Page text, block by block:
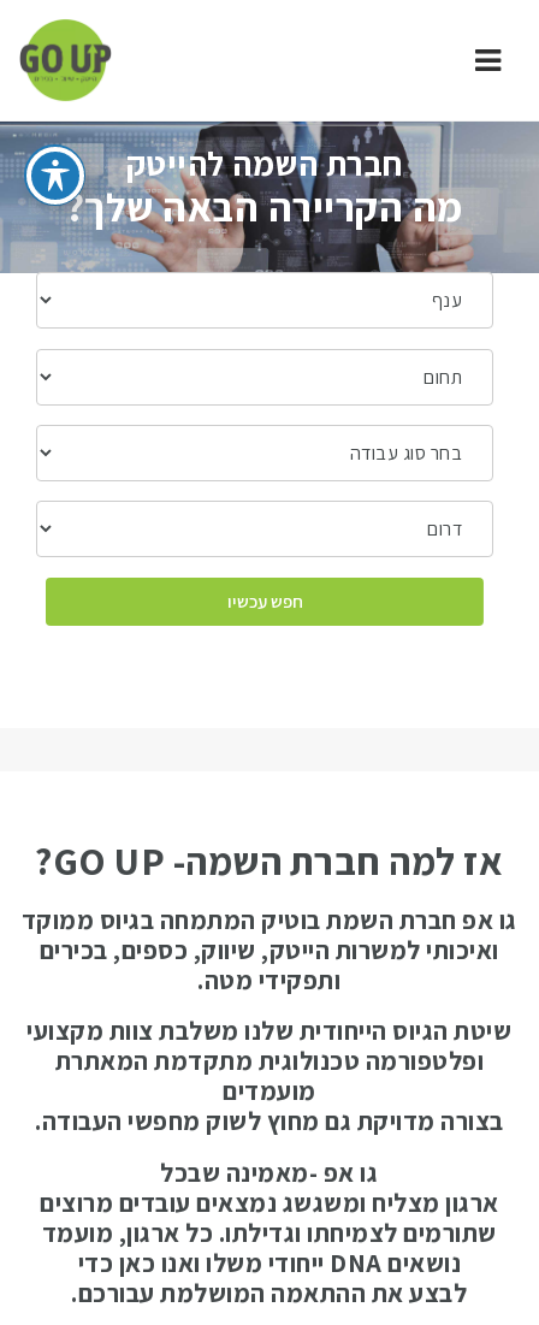
GO
UP
השמה
להייטק,שיווק
ובכירים
ניווט
חברת השמה להייטק
מה הקריירה הבאה שלך?
חפש עכשיו
אז למה חברת השמה- GO UP?
גו אפ חברת השמת בוטיק המתמחה בגיוס ממוקד
ואיכותי למשרות הייטק, שיווק, כספים, בכירים
ותפקידי מטה.
שיטת הגיוס הייחודית שלנו משלבת צוות מקצועי
ופלטפורמה טכנולוגית מתקדמת המאתרת
מועמדים
בצורה מדויקת גם מחוץ לשוק מחפשי העבודה.
גו אפ -מאמינה שבכל
ארגון מצליח ומשגשג נמצאים עובדים מרוצים
שתורמים לצמיחתו וגדילתו. כל ארגון, מועמד
נושאים DNA ייחודי משלו ואנו כאן כדי
לבצע את ההתאמה המושלמת עבורכם.